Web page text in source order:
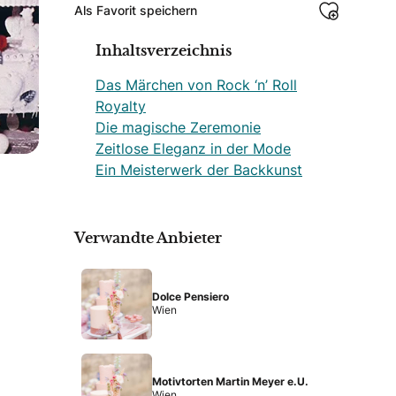
Als Favorit speichern
Inhaltsverzeichnis
Das Märchen von Rock ‘n’ Roll
Royalty
Die magische Zeremonie
Zeitlose Eleganz in der Mode
Ein Meisterwerk der Backkunst
Verwandte Anbieter
Dolce Pensiero
Wien
Motivtorten Martin Meyer e.U.